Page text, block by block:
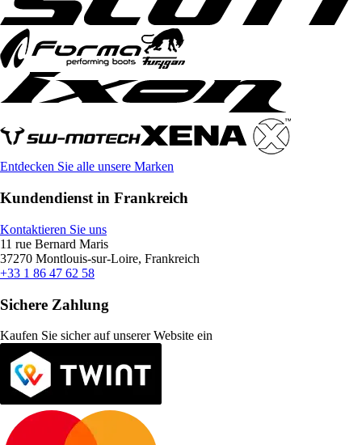
Entdecken Sie alle unsere Marken
Kundendienst in Frankreich
Kontaktieren Sie uns
11 rue Bernard Maris
37270 Montlouis-sur-Loire, Frankreich
+33 1 86 47 62 58
Sichere Zahlung
Kaufen Sie sicher auf unserer Website ein